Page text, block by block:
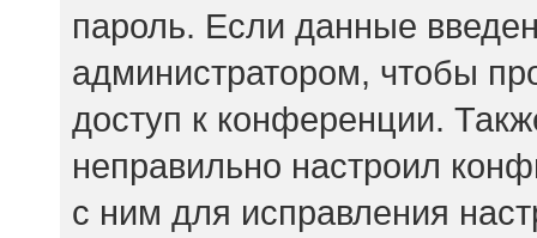
пароль. Если данные
администратором, чтобы
доступ к конференции.
неправильно настроил
с ним для исправления